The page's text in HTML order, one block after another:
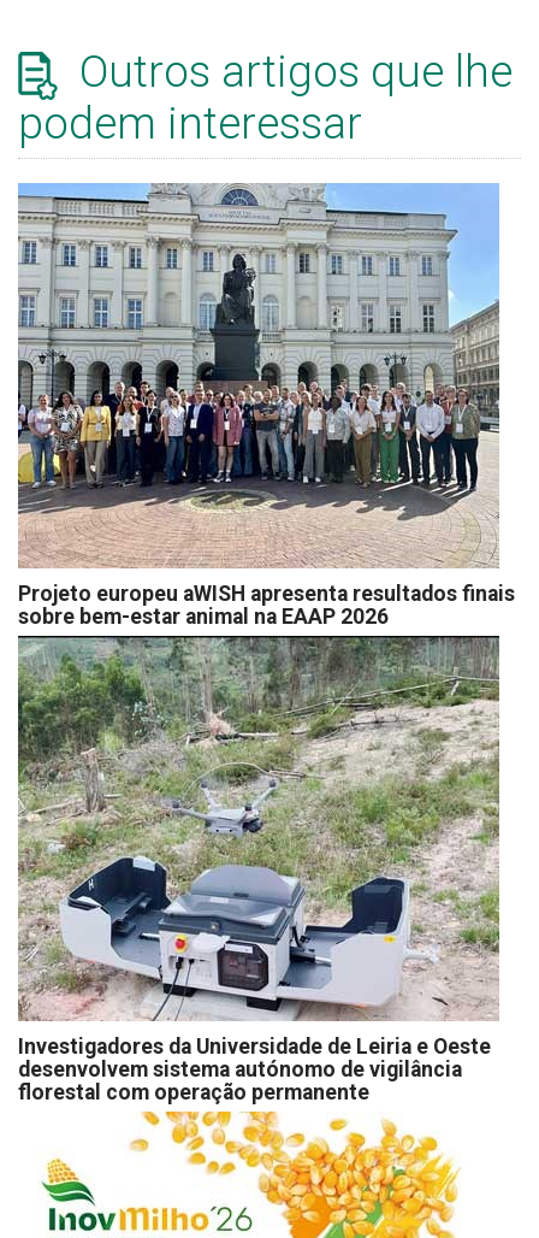
Outros artigos que lhe
podem interessar
Projeto europeu aWISH apresenta resultados finais
sobre bem-estar animal na EAAP 2026
Investigadores da Universidade de Leiria e Oeste
desenvolvem sistema autónomo de vigilância
florestal com operação permanente